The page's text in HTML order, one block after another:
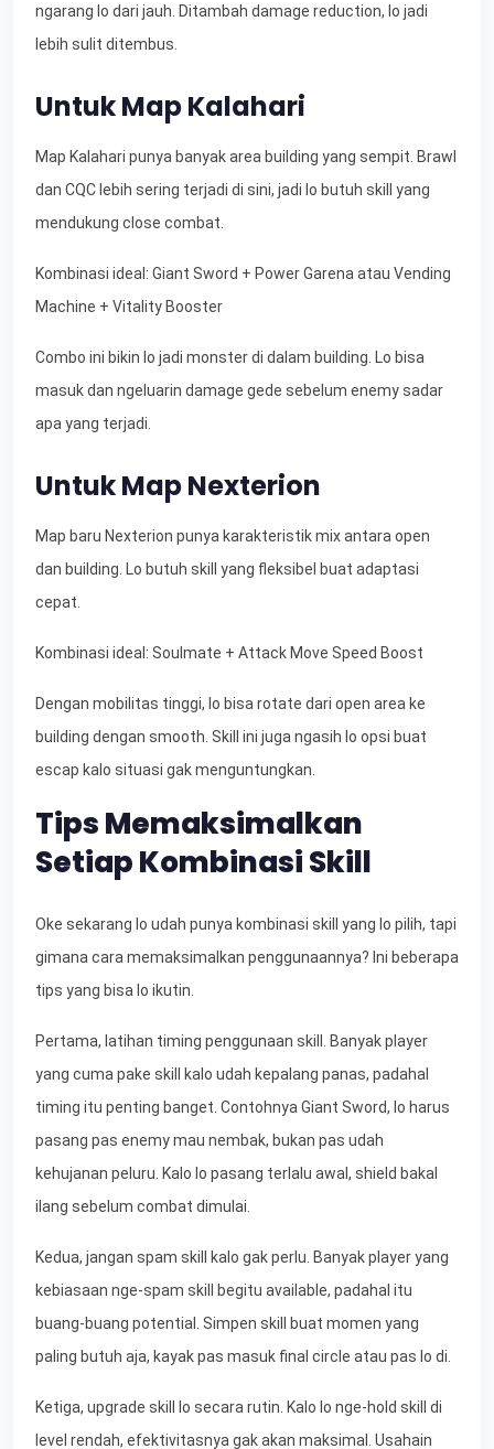
ngarang lo dari jauh. Ditambah damage reduction, lo jadi
lebih sulit ditembus.
Untuk Map Kalahari
Map Kalahari punya banyak area building yang sempit. Brawl
dan CQC lebih sering terjadi di sini, jadi lo butuh skill yang
mendukung close combat.
Kombinasi ideal: Giant Sword + Power Garena atau Vending
Machine + Vitality Booster
Combo ini bikin lo jadi monster di dalam building. Lo bisa
masuk dan ngeluarin damage gede sebelum enemy sadar
apa yang terjadi.
Untuk Map Nexterion
Map baru Nexterion punya karakteristik mix antara open
dan building. Lo butuh skill yang fleksibel buat adaptasi
cepat.
Kombinasi ideal: Soulmate + Attack Move Speed Boost
Dengan mobilitas tinggi, lo bisa rotate dari open area ke
building dengan smooth. Skill ini juga ngasih lo opsi buat
escap kalo situasi gak menguntungkan.
Tips Memaksimalkan
Setiap Kombinasi Skill
Oke sekarang lo udah punya kombinasi skill yang lo pilih, tapi
gimana cara memaksimalkan penggunaannya? Ini beberapa
tips yang bisa lo ikutin.
Pertama, latihan timing penggunaan skill. Banyak player
yang cuma pake skill kalo udah kepalang panas, padahal
timing itu penting banget. Contohnya Giant Sword, lo harus
pasang pas enemy mau nembak, bukan pas udah
kehujanan peluru. Kalo lo pasang terlalu awal, shield bakal
ilang sebelum combat dimulai.
Kedua, jangan spam skill kalo gak perlu. Banyak player yang
kebiasaan nge-spam skill begitu available, padahal itu
buang-buang potential. Simpen skill buat momen yang
paling butuh aja, kayak pas masuk final circle atau pas lo di.
Ketiga, upgrade skill lo secara rutin. Kalo lo nge-hold skill di
level rendah, efektivitasnya gak akan maksimal. Usahain